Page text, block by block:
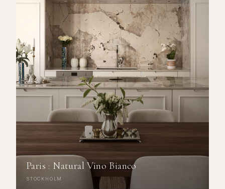
Paris : Natural Vino Bianco
STOCKHOLM